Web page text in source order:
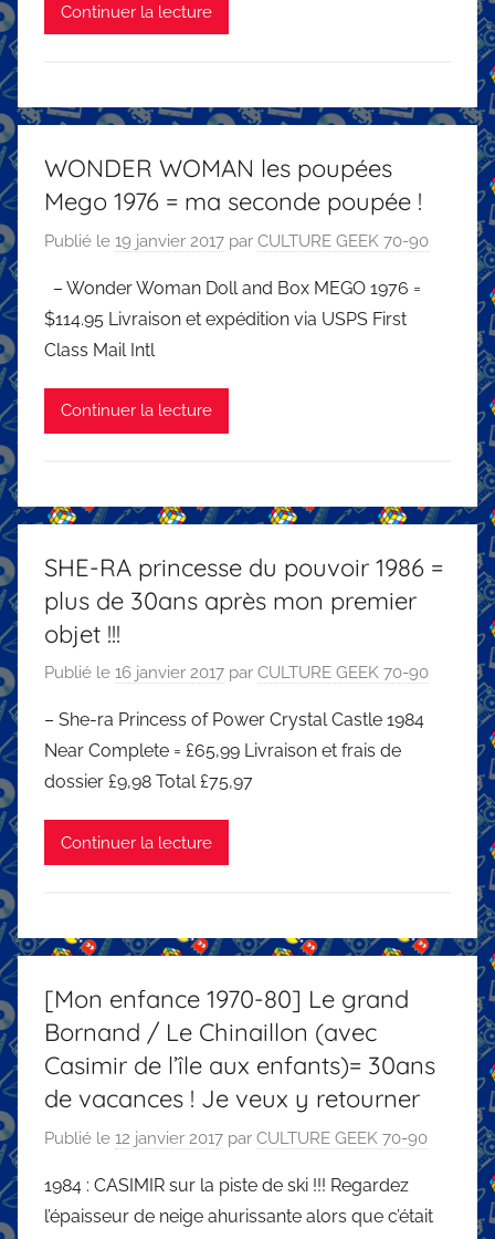
Continuer la lecture
WONDER WOMAN les poupées
Mego 1976 = ma seconde poupée !
Publié le 19 janvier 2017 par CULTURE GEEK 70-90
– Wonder Woman Doll and Box MEGO 1976 =
$114.95 Livraison et expédition via USPS First
Class Mail Intl
Continuer la lecture
SHE-RA princesse du pouvoir 1986 =
plus de 30ans après mon premier
objet !!!
Publié le 16 janvier 2017 par CULTURE GEEK 70-90
– She-ra Princess of Power Crystal Castle 1984
Near Complete = £65,99 Livraison et frais de
dossier £9,98 Total £75,97
Continuer la lecture
[Mon enfance 1970-80] Le grand
Bornand / Le Chinaillon (avec
Casimir de l’île aux enfants)= 30ans
de vacances ! Je veux y retourner
Publié le 12 janvier 2017 par CULTURE GEEK 70-90
1984 : CASIMIR sur la piste de ski !!! Regardez
l’épaisseur de neige ahurissante alors que c’était